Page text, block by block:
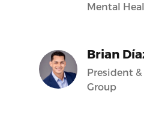
Mental
Brian
President
Group